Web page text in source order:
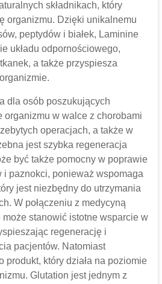
składnikach, który
organizmu. Dzięki unikalnemu
peptydów i białek, Laminine
układu odpornościowego,
a także przyspiesza
dla osób poszukujących
organizmu w walce z chorobami
operacjach, a także w
jest szybka regeneracja
być także pomocny w poprawie
i paznokci, ponieważ wspomaga
jest niezbędny do utrzymania
W połączeniu z medycyną
stanowić istotne wsparcie w
regenerację i
pacjentów. Natomiast
produkt, który działa na poziomie
Glutation jest jednym z